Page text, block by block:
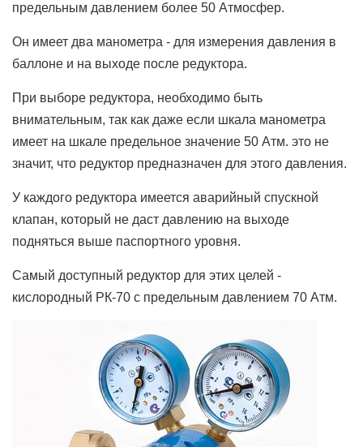
предельным давлением более 50 Атмосфер.
Он имеет два манометра - для измерения давления в
баллоне и на выходе после редуктора.
При выборе редуктора, необходимо быть
внимательным, так как даже если шкала манометра
имеет на шкале предельное значение 50 Атм. это не
значит, что редуктор предназначен для этого давления.
У каждого редуктора имеется аварийный спускной
клапан, который не даст давлению на выходе
подняться выше паспортного уровня.
Самый доступный редуктор для этих целей -
кислородный РК-70 с предельным давлением 70 Атм.